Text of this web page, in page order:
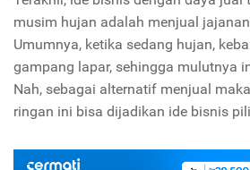
musim hujan adalah menjual
Umumnya, ketika sedang hujan,
gampang lapar, sehingga mulutnya
Nah, sebagai alternatif menjual
ringan ini bisa dijadikan ide bisnis